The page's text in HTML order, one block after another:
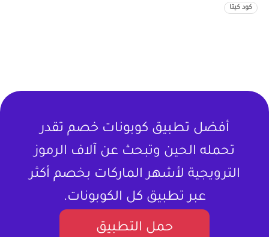
كود كيتا
أفضل تطبيق كوبونات خصم تقدر
تحمله الحين وتبحث عن آلاف الرموز
الترويجية لأشهر الماركات بخصم أكثر
عبر تطبيق كل الكوبونات.
حمل التطبيق